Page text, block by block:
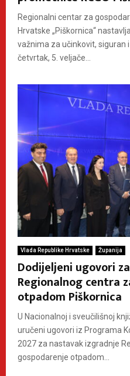
Regionalni centar za
Hrvatske „Piškornica“
važnima za učinkovit, siguran
četvrtak, 5. veljače...
Vlada Republike Hrvatske Županija
Dodijeljeni ugovori
Regionalnog centra
otpadom Piškornica
U Nacionalnoj i sveučilišnoj
uručeni ugovori iz Programa
2027 za nastavak izgradnje
gospodarenje otpadom...